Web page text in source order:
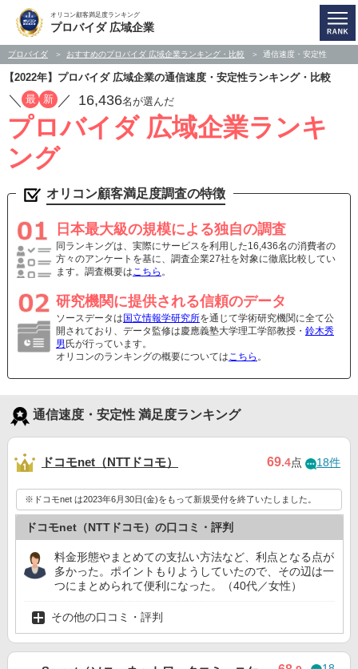
オリコン顧客満足度ランキング
プロバイダ 広域企業
プロバイダ おすすめのプロバイダ 広域企業ランキング・比較 通信速度・安定性
【2022年】プロバイダ 広域企業の通信速度・安定性ランキング・比較
／ 最 新 ／ 16,436名が選んだ
プロバイダ 広域企業ランキ
ング
オリコン顧客満足度調査の特徴
日本最大級の規模による独自の調査
同ランキングは、実際にサービスを利用した16,436名の消費者の
方々のアンケートを基に、調査企業27社を対象に徹底比較してい
ます。調査概要はこちら 。
研究機関に提供される信頼のデータ
ソースデータは 国立情報学研究所を通じて学術研究機関に全て公
開されており、データ監修は慶應義塾大学理工学部教授・ 鈴木秀
男 氏が行っています。
オリコンのランキングの概要についてはこちら 。
通信速度・安定性 満足度ランキング
ドコモnet（NTTドコモ） 69.4点 18件
※ドコモnet は2023年6月30日(金)をもって新規受付を終了いたしました。
ドコモnet（NTTドコモ）の口コミ・評判
料金形態やまとめての支払い方法など、利点となる点が
多かった。ポイントもりようしていたので、その辺は一
つにまとめられて便利になった。（40代／女性）
その他の口コミ・評判